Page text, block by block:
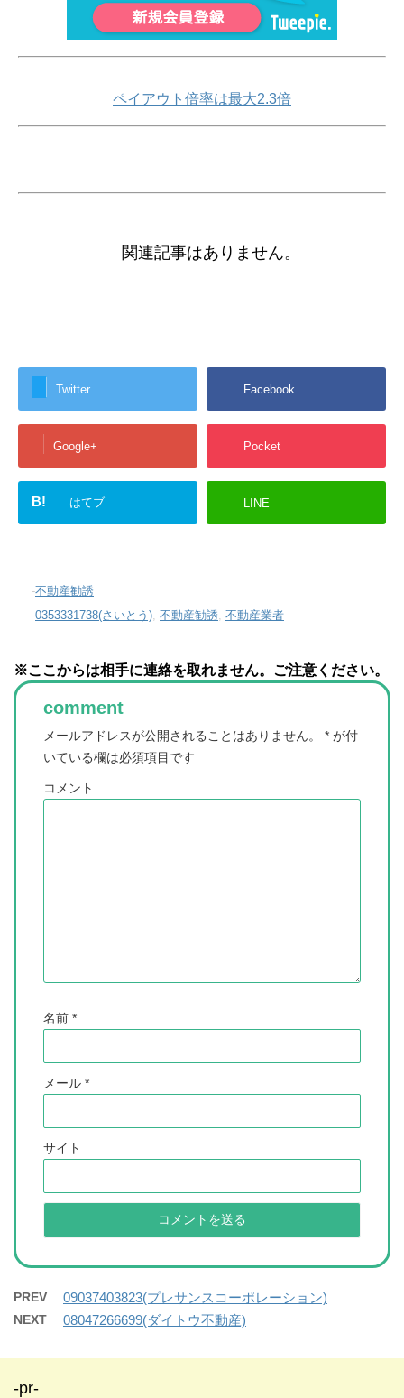
ペイアウト倍率は最大2.3倍
関連記事はありません。
Twitter Facebook
Google+ Pocket
B! はてブ LINE
-不動産勧誘
-0353331738(さいとう) 不動産勧誘 不動産業者
※ここからは相手に連絡を取れません。ご注意ください。
comment
メールアドレスが公開されることはありません。 * が付
いている欄は必須項目です
コメント
名前 *
メール *
サイト
PREV 09037403823(プレサンスコーポレーション)
NEXT 08047266699(ダイトウ不動産)
-pr-